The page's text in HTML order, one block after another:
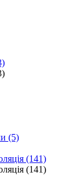
(5)
(141)
(141)